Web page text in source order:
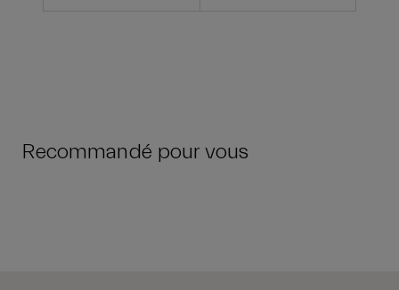
Recommandé pour vous